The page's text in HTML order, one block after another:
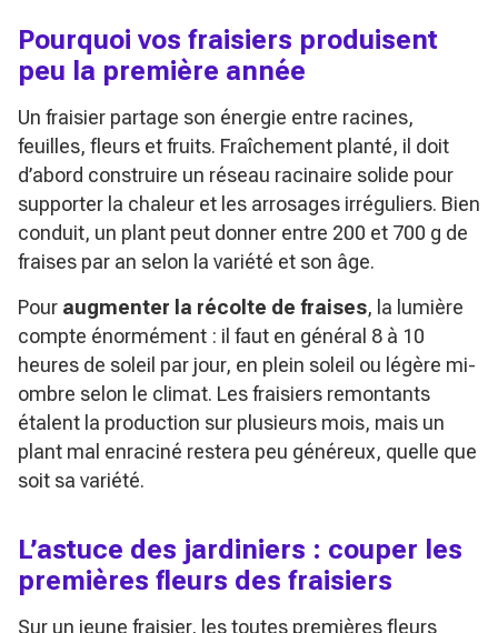
Pourquoi vos fraisiers produisent
peu la première année
Un fraisier partage son énergie entre racines,
feuilles, fleurs et fruits. Fraîchement planté, il doit
d’abord construire un réseau racinaire solide pour
supporter la chaleur et les arrosages irréguliers. Bien
conduit, un plant peut donner entre 200 et 700 g de
fraises par an selon la variété et son âge.
Pour augmenter la récolte de fraises, la lumière
compte énormément : il faut en général 8 à 10
heures de soleil par jour, en plein soleil ou légère mi-
ombre selon le climat. Les fraisiers remontants
étalent la production sur plusieurs mois, mais un
plant mal enraciné restera peu généreux, quelle que
soit sa variété.
L’astuce des jardiniers : couper les
premières fleurs des fraisiers
Sur un jeune fraisier, les toutes premières fleurs